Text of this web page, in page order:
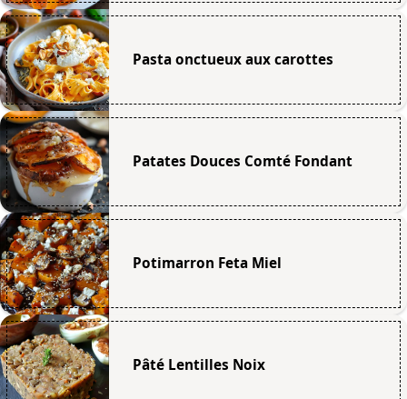
Pasta onctueux aux carottes
Patates Douces Comté Fondant
Potimarron Feta Miel
Pâté Lentilles Noix